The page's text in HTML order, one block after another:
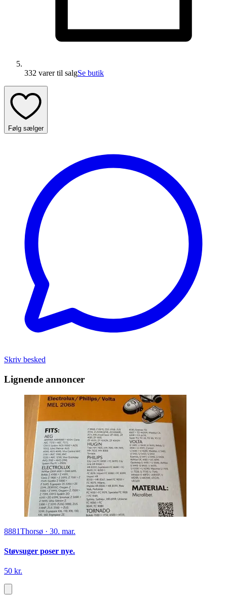
332 varertil salgSe butik
Følg sælger
Skriv besked
Lignende annoncer
8881Thorsø · 30. mar.
Støvsuger poser nye.
50 kr.